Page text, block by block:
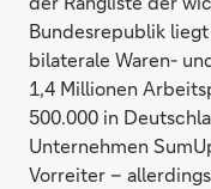
Bundesrepublik
bilaterale Waren-
1,4 Millionen
500.000 in
Unternehmen
Vorreiter –